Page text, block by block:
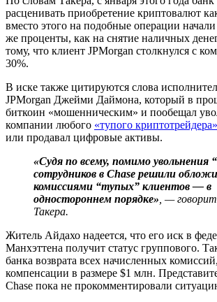
расценивать приобретение криптовалют
вместо этого на подобные операции начали
же проценты, как на снятие наличных
тому, что клиент JPMorgan столкнулся с
30%.
В иске также цитируются слова
JPMorgan Джейми Даймона, который в
биткоин «мошенническим» и пообещал
компании любого «тупого криптотрейдера»
или продавал цифровые активы.
«Судя по всему, помимо увольнения
сотрудников в Chase решили
комиссиями “тупых” клиентов — в
одностороннем порядке» , —
Такера.
Житель Айдахо надеется, что его иск в
Манхэттена получит статус группового.
банка возврата всех начисленных
компенсации в размере $1 млн.
Chase пока не прокомментировали